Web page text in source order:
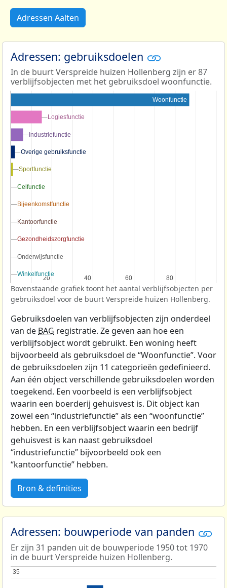
Adressen Aalten
Adressen: gebruiksdoelen
In de buurt Verspreide huizen Hollenberg zijn er 87
verblijfsobjecten met het gebruiksdoel woonfunctie.
20
20 40
40 60
60 80
80
Woonfunctie
Logiesfunctie
Logiesfunctie
Industriefunctie
Industriefunctie
Overige gebruiksfunctie
Overige gebruiksfunctie
Sportfunctie
Sportfunctie
Celfunctie
Celfunctie
Bijeenkomstfunctie
Bijeenkomstfunctie
Kantoorfunctie
Kantoorfunctie
Gezondheidszorgfunctie
Gezondheidszorgfunctie
Onderwijsfunctie
Onderwijsfunctie
Winkelfunctie
Winkelfunctie
Bovenstaande grafiek toont het aantal verblijfsobjecten per
gebruiksdoel voor de buurt Verspreide huizen Hollenberg.
Gebruiksdoelen van verblijfsobjecten zijn onderdeel
van de BAG registratie. Ze geven aan hoe een
verblijfsobject wordt gebruikt. Een woning heeft
bijvoorbeeld als gebruiksdoel de “Woonfunctie”. Voor
de gebruiksdoelen zijn 11 categorieën gedefinieerd.
Aan één object verschillende gebruiksdoelen worden
toegekend. Een voorbeeld is een verblijfsobject
waarin een boerderij gehuisvest is. Dit object kan
zowel een “industriefunctie” als een “woonfunctie”
hebben. En een verblijfsobject waarin een bedrijf
gehuisvest is kan naast gebruiksdoel
“industriefunctie” bijvoorbeeld ook een
“kantoorfunctie” hebben.
Bron & definities
Adressen: bouwperiode van panden
Er zijn 31 panden uit de bouwperiode 1950 tot 1970
in de buurt Verspreide huizen Hollenberg.
35
35